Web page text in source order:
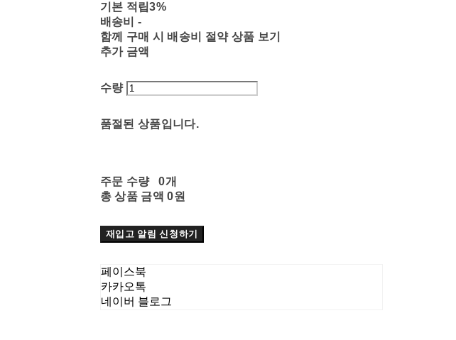
기본 적립3%
배송비-
함께 구매 시 배송비 절약 상품 보기
추가 금액
수량
품절된 상품입니다.
주문 수량
0개
총 상품 금액 0원
재입고 알림 신청하기
페이스북
카카오톡
네이버 블로그